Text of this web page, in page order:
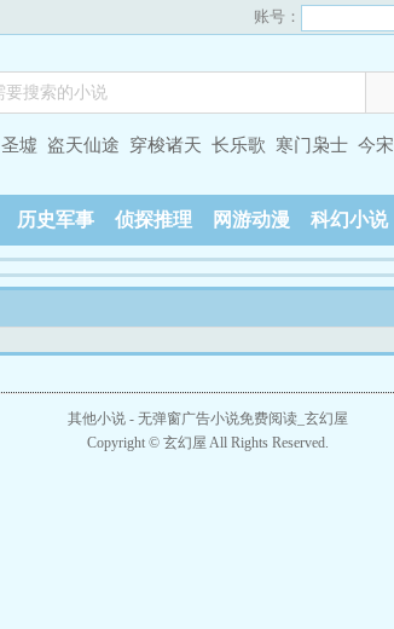
账号：
圣墟 盗天仙途 穿梭诸天 长乐歌 寒门枭士 今宋
历史军事 侦探推理 网游动漫 科幻小说
其他小说 - 无弹窗广告小说免费阅读_玄幻屋
Copyright © 玄幻屋 All Rights Reserved.